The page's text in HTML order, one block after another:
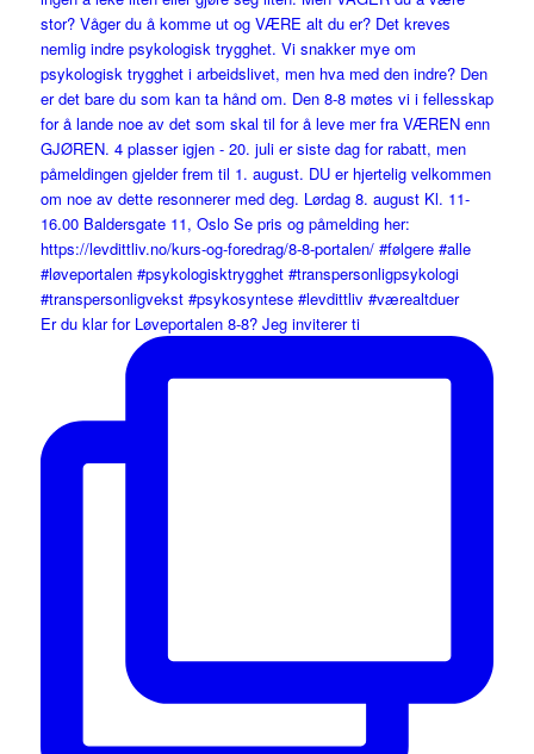
Er du klar for Løveportalen 8-8? Jeg inviterer ti